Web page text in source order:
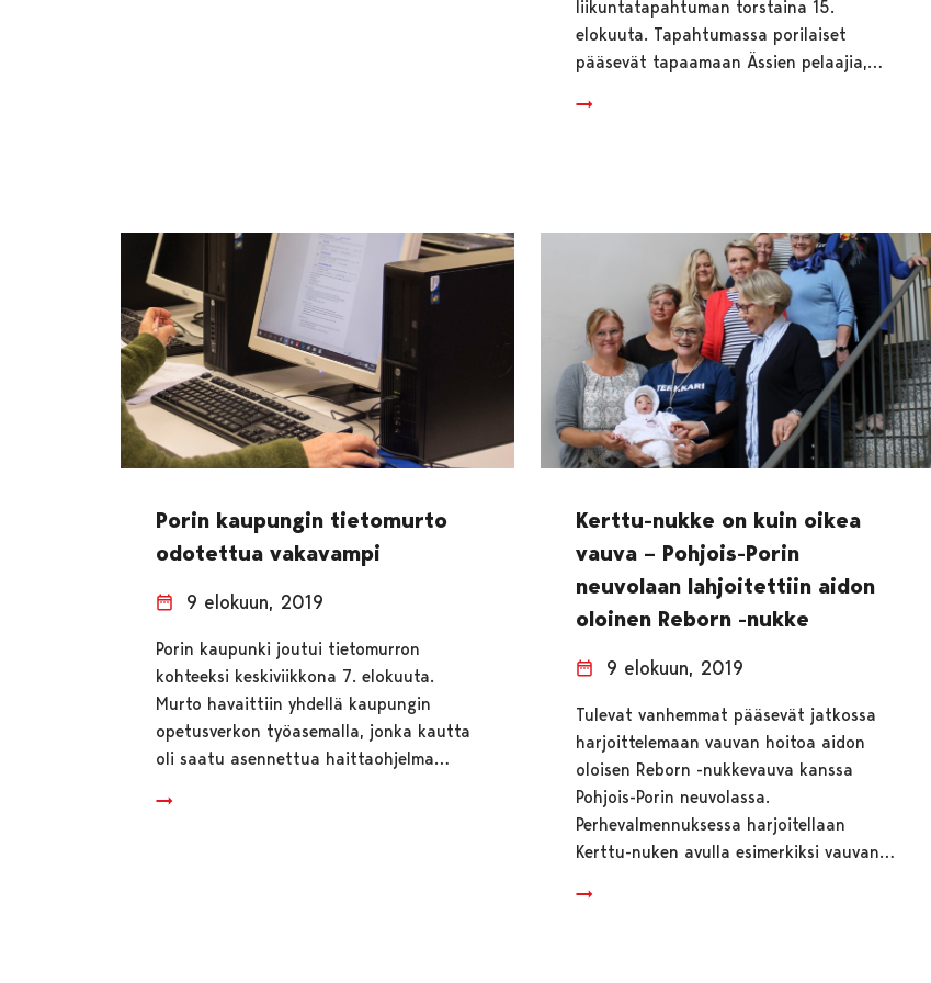
liikuntatapahtuman torstaina 15.
elokuuta. Tapahtumassa porilaiset
pääsevät tapaamaan Ässien pelaajia,…
Porin kaupungin tietomurto
odotettua vakavampi
9 elokuun, 2019
Porin kaupunki joutui tietomurron
kohteeksi keskiviikkona 7. elokuuta.
Murto havaittiin yhdellä kaupungin
opetusverkon työasemalla, jonka kautta
oli saatu asennettua haittaohjelma…
Kerttu-nukke on kuin oikea
vauva – Pohjois-Porin
neuvolaan lahjoitettiin aidon
oloinen Reborn -nukke
9 elokuun, 2019
Tulevat vanhemmat pääsevät jatkossa
harjoittelemaan vauvan hoitoa aidon
oloisen Reborn -nukkevauva kanssa
Pohjois-Porin neuvolassa.
Perhevalmennuksessa harjoitellaan
Kerttu-nuken avulla esimerkiksi vauvan…